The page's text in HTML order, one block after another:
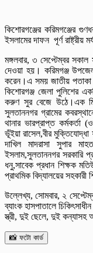
কিশোরগঞ্জের করিমগঞ্জের
ইসলামের দাফন পূর্ণ রাষ্ট্রীয়
মঙ্গলবার, ৩ সেপ্টেম্বর
দেওয়া হয়। করিমগঞ্জ উপজেলা
করেন।এ সময় জাতীয় পতাকা
কিশোরগঞ্জ জেলা পুলিশের
করুণ সুর বেজে উঠে।এক
সুলতাননগর গ্রামের
থানার ভারপ্রাপ্ত কর্মকর্তা
ভূঁইয়া রাসেল,বীর
দাখিল মাদরাসা সুপার
ইসলাম,সুলতাননগর সরকারি
ধনু,সাবেক প্রধান শিক্ষক
প্রাথমিক বিদ্যালয়ের
উল্লেখ্য, সোমবার, ২
ব্যাংক হাসপাতালে
স্ত্রী, দুই ছেলে, দুই কন্যাসহ
📸 ফটো কার্ড